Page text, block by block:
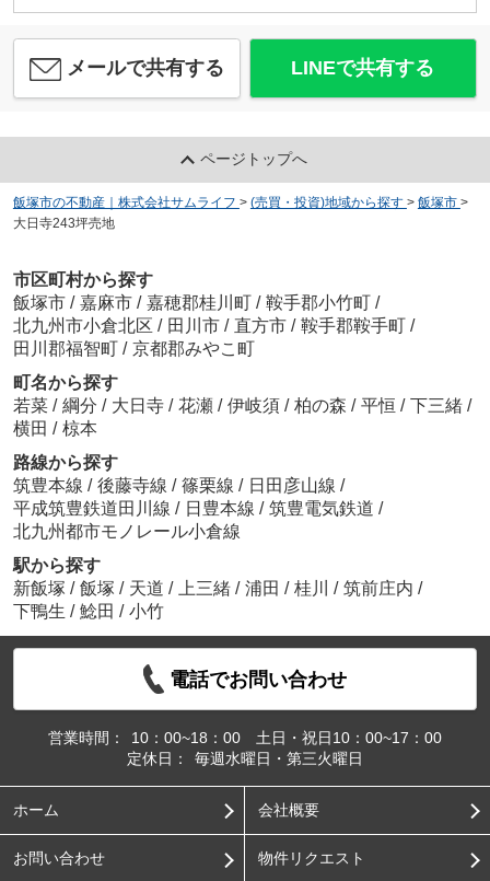
メールで共有する LINEで共有する
ページトップへ
飯塚市の不動産｜株式会社サムライフ > (売買・投資)地域から探す > 飯塚市 >
大日寺243坪売地
市区町村から探す
飯塚市 / 嘉麻市 / 嘉穂郡桂川町 / 鞍手郡小竹町 /
北九州市小倉北区 / 田川市 / 直方市 / 鞍手郡鞍手町 /
田川郡福智町 / 京都郡みやこ町
町名から探す
若菜 / 綱分 / 大日寺 / 花瀬 / 伊岐須 / 柏の森 / 平恒 / 下三緒 /
横田 / 椋本
路線から探す
筑豊本線 / 後藤寺線 / 篠栗線 / 日田彦山線 /
平成筑豊鉄道田川線 / 日豊本線 / 筑豊電気鉄道 /
北九州都市モノレール小倉線
駅から探す
新飯塚 / 飯塚 / 天道 / 上三緒 / 浦田 / 桂川 / 筑前庄内 /
下鴨生 / 鯰田 / 小竹
電話でお問い合わせ
営業時間：
10：00~18：00 土日・祝日10：00~17：00
定休日：
毎週水曜日・第三火曜日
ホーム 会社概要
お問い合わせ 物件リクエスト